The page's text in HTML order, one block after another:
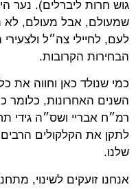
גוש חרות ליברלים). נער
שמעולם, אבל מעולם, לא
לעם, לחיילי צה״ל
הבחירות הקרובות.
השנים האחרונות, כלומר
רמ״ח אבריי ושס״ה גידי
לתקן את הקלקולים
שלנו.
אנחנו זועקים לשינוי,